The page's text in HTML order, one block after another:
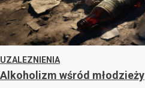
UZALEZNIENIA
Alkoholizm wśród młodzieży